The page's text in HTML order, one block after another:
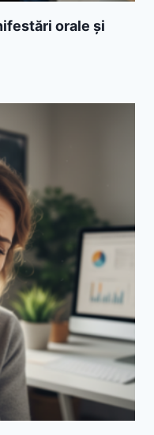
orale și